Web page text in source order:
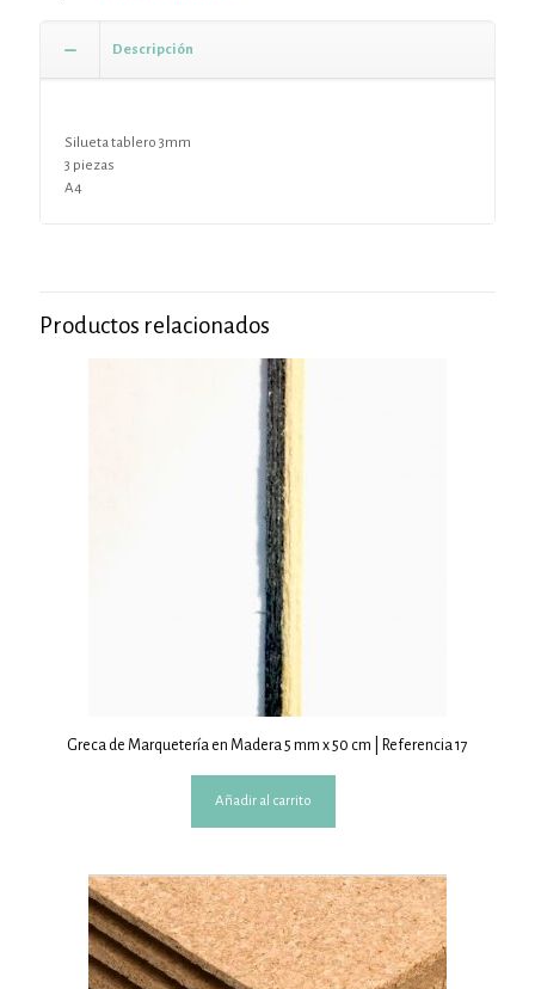
Descripción
Silueta tablero 3mm
3 piezas
A4
Productos relacionados
Greca de Marquetería en Madera 5 mm x 50 cm | Referencia 17
Añadir al carrito